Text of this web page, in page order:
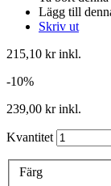
Lägg till
Skriv ut
215,10 krinkl.
-10%
239,00 krinkl.
Kvantitet
Färg